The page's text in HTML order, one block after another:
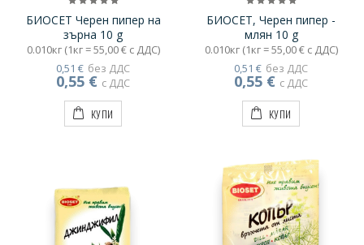
БИОСЕТ Черен пипер на
зърна 10 g
0.010кг (1кг = 55,00 € с ДДС)
без ДДС
0,51 €
с ДДС
0,55 €
КУПИ
БИОСЕТ, Черен пипер -
млян 10 g
0.010кг (1кг = 55,00 € с ДДС)
без ДДС
0,51 €
с ДДС
0,55 €
КУПИ